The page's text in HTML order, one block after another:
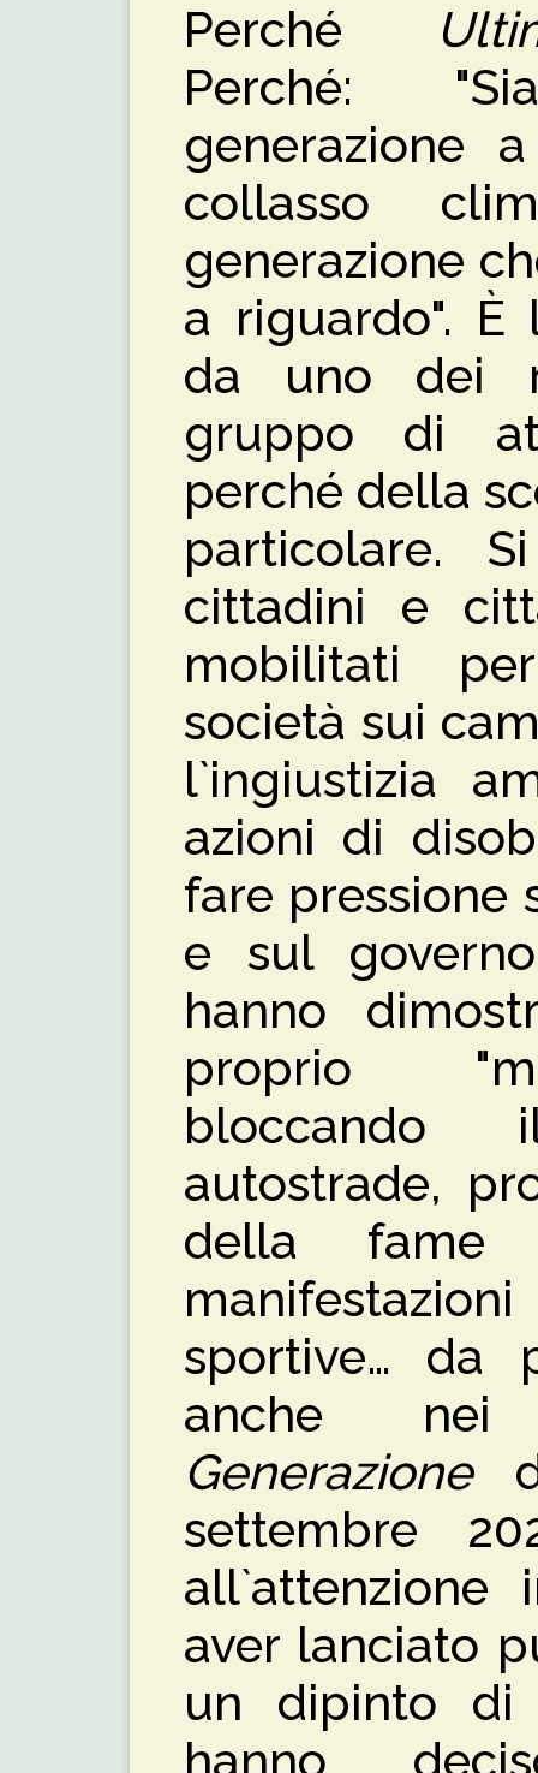
Perché
Perché:
generazione
collasso
generazione
a riguardo". È
da uno dei
gruppo di
perché della
particolare.
cittadini e
mobilitati
società sui
l`ingiustizia
azioni di
fare pressione
e sul
hanno
proprio
autostrade,
della fame
sportive… da
anche
Generazionedi
settembre
all`attenzione
aver lanciato
un dipinto di
hanno